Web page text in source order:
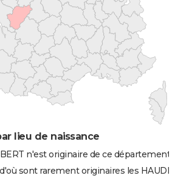
lieu de naissance
n'est originaire de ce département
sont rarement originaires les